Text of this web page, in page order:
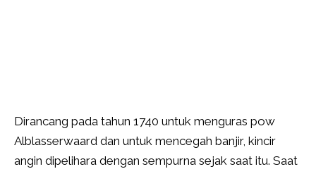
Dirancang pada tahun 1740 untuk menguras pow
Alblasserwaard dan untuk mencegah banjir, kincir
angin dipelihara dengan sempurna sejak saat itu. Saat